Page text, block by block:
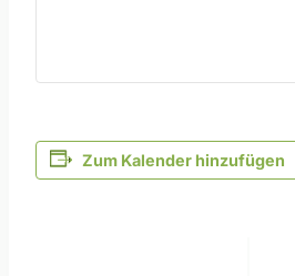
Zum Kalender hinzufügen